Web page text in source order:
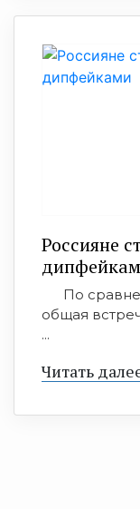
Россияне
По
общая
...
Читать